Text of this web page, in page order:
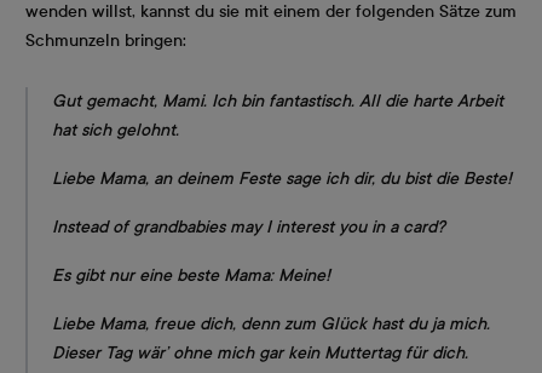
wenden willst, kannst du sie mit einem der folgenden Sätze zum
Schmunzeln bringen:
Gut gemacht, Mami. Ich bin fantastisch. All die harte Arbeit
hat sich gelohnt.
Liebe Mama, an deinem Feste sage ich dir, du bist die Beste!
Instead of grandbabies may I interest you in a card?
Es gibt nur eine beste Mama: Meine!
Liebe Mama, freue dich, denn zum Glück hast du ja mich.
Dieser Tag wär’ ohne mich gar kein Muttertag für dich.